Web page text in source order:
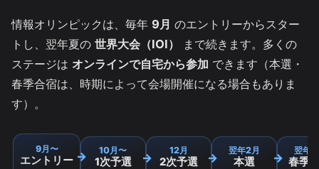
情報オリンピックは、毎年 9月 のエントリーからスター
トし、翌年夏の 世界大会（IOI）
まで続きます。多くの
ステージは オンラインで自宅から参加 できます（本選・
春季合宿は、時期によって会場開催になる場合もありま
す）。
9月〜
エントリー → 10月〜
1次予選 → 12月
2次予選 → 翌年2月
本選 → 翌年3
春季